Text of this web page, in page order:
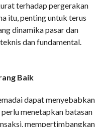
terhadap pergerakan
itu, penting untuk terus
dinamika pasar dan
dan fundamental.
Baik
dapat menyebabkan
menetapkan batasan
mempertimbangkan